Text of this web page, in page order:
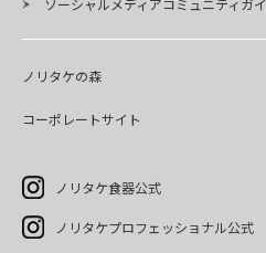
ソーシャルメディアコミュニティガ
ノリタケの森
コーポレートサイト
ノリタケ食器公式
ノリタケプロフェッショナル公式